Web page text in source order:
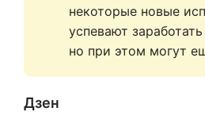
некоторые новые
успевают
но при этом могут
Дзен